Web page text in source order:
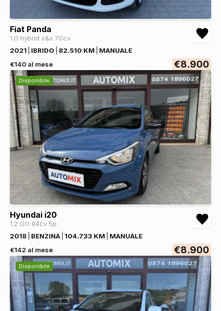
Fiat Panda
1.0 hybrid s&s 70cv
2021
IBRIDO 82.510 KM
MANUALE
€140 al mese
€8.900
Disponibile
Hyundai i20
1.2 GO 84cv 5p
2018
BENZINA 104.733 KM
MANUALE
€142 al mese
€8.900
Disponibile